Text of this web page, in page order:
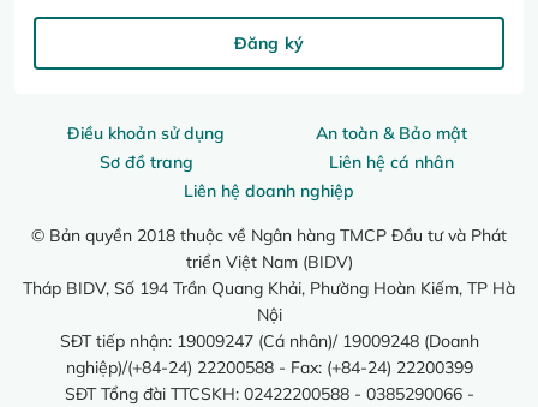
Điều khoản sử dụng
An toàn & Bảo mật
Sơ đồ trang
Liên hệ cá nhân
Liên hệ doanh nghiệp
© Bản quyền 2018 thuộc về Ngân hàng TMCP Đầu tư và Phát
triển Việt Nam (BIDV)
Tháp BIDV, Số 194 Trần Quang Khải, Phường Hoàn Kiếm, TP Hà
Nội
SĐT tiếp nhận: 19009247 (Cá nhân)/ 19009248 (Doanh
nghiệp)/(+84-24) 22200588 - Fax: (+84-24) 22200399
SĐT Tổng đài TTCSKH: 02422200588 - 0385290066 -
Đăng ký